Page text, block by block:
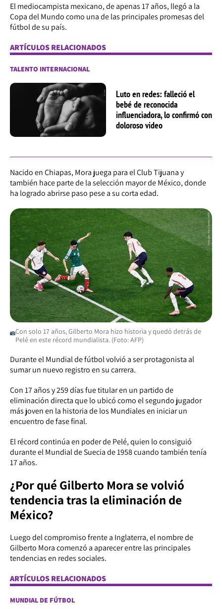
El mediocampista mexicano, de apenas 17 años, llegó a la
Copa del Mundo como una de las principales promesas del
fútbol de su país.
ARTÍCULOS RELACIONADOS
TALENTO INTERNACIONAL
Luto en redes: falleció el
bebé de reconocida
influenciadora, lo confirmó con
doloroso video
Nacido en Chiapas, Mora juega para el Club Tijuana y
también hace parte de la selección mayor de México, donde
ha logrado abrirse paso pese a su corta edad.
Con solo 17 años, Gilberto Mora hizo historia y quedó detrás de
Pelé en este récord mundialista. (Foto: AFP)
Durante el Mundial de fútbol volvió a ser protagonista al
sumar un nuevo registro en su carrera.
Con 17 años y 259 días fue titular en un partido de
eliminación directa que lo ubicó como el segundo jugador
más joven en la historia de los Mundiales en iniciar un
encuentro de fase final.
El récord continúa en poder de Pelé, quien lo consiguió
durante el Mundial de Suecia de 1958 cuando también tenía
17 años.
¿Por qué Gilberto Mora se volvió
tendencia tras la eliminación de
México?
Luego del compromiso frente a Inglaterra, el nombre de
Gilberto Mora comenzó a aparecer entre las principales
tendencias en redes sociales.
ARTÍCULOS RELACIONADOS
MUNDIAL DE FÚTBOL